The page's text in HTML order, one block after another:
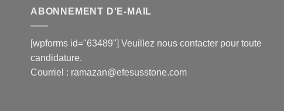
ABONNEMENT D'E-MAIL
[wpforms id="63489"] Veuillez nous contacter pour toute
candidature.
Courriel : ramazan@efesusstone.com